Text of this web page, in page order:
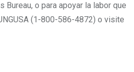
Bureau, o para apoyar la labor que
(1-800-586-4872) o visite